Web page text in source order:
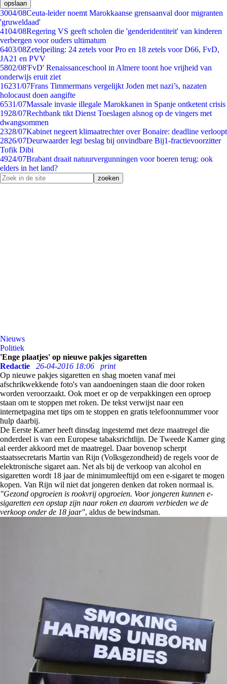
opslaan
3004/08Ceuta-leider noemt Marokkaanse grensaanval door migranten
'gruweldaad'
4104/08Regering VS geeft scholen die 'genderidentiteit' van kinderen
verbergen voor ouders ultimatum
6403/08Zetelpeiling: 24 zetels voor Pro en 18 zetels voor D66, FvD,
JA21 en PVV
5802/08'FvD' Renaissanceschool in Almere toont hoe vrijheid van
onderwijs eruit ziet
16231/07Frans Timmermans vergelijkt Joden met nazi’s, nazaten
holocaust doen aangifte
6531/07Massale invasie illegale Marokkanen in Spanje ontketent crisis
1928/07Rechtbank tikt Dienst Toeslagen alsnog op de vingers met
dwangsommen
2328/07Kabinet negeert klimaatrechter over Bonaire: deadline verloopt
2826/07Deurwaarder legt beslag bij onvindbare Bij1-fractievoorzitter
Tofik Dibi
4924/07Brabant draait natuurvergunningen voor boeren terug: ook
elders in het land?
Nieuws
Politiek
'Enge plaatjes' op nieuwe pakjes sigaretten
Redactie
26-04-2016 18:06
print
Op nieuwe pakjes sigaretten en shag moeten vanaf mei
afschrikwekkende foto's van aandoeningen staan die door roken
worden veroorzaakt. Ook moet er op de verpakkingen een oproep
staan om te stoppen met roken. De tekst verwijst naar een
internetpagina met tips om te stoppen en gratis telefoonnummer voor
hulp daarbij.
De Eerste Kamer heeft dinsdag ingestemd met deze maatregel die
onderdeel is van een Europese tabaksrichtlijn. De Tweede Kamer ging
al eerder akkoord met de maatregel. Daar bovenop scherpt
staatssecretaris Martin van Rijn (Volksgezondheid) de regels voor de
elektronische sigaret aan. Net als bij de verkoop van alcohol en
sigaretten wordt 18 jaar de minimumleeftijd om een e-sigaret te mogen
kopen. Van Rijn wil niet dat jongeren denken dat roken normaal is.
"Gezond opgroeien is rookvrij opgroeien. Voor jongeren kunnen e-
sigaretten een opstap zijn naar roken en daarom verbieden we de
verkoop onder de 18 jaar", aldus de bewindsman.